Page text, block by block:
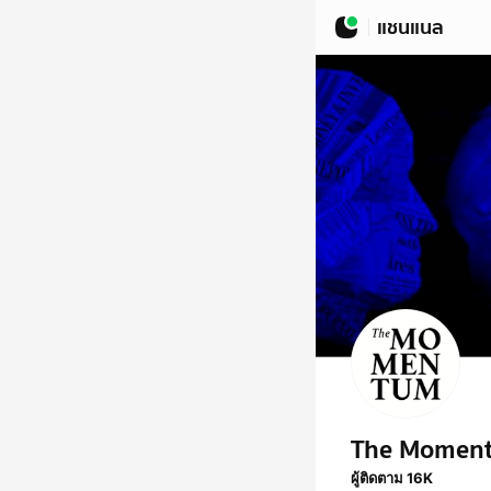
แชนแนล
The
ผู้ติดตาม 16K